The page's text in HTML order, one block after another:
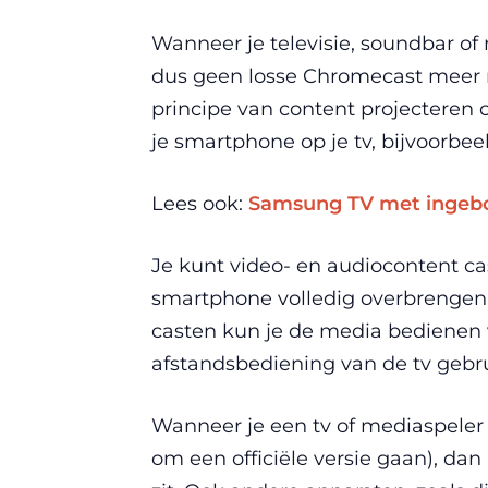
Wanneer je televisie, soundbar
dus geen losse Chromecast
principe van content projecteren
je smartphone op je tv,
Lees ook: Samsung TV met
Je kunt video- en audiocontent
smartphone volledig
casten kun je de media
afstandsbediening van de tv
Wanneer je een tv of
om een officiële versie gaan),